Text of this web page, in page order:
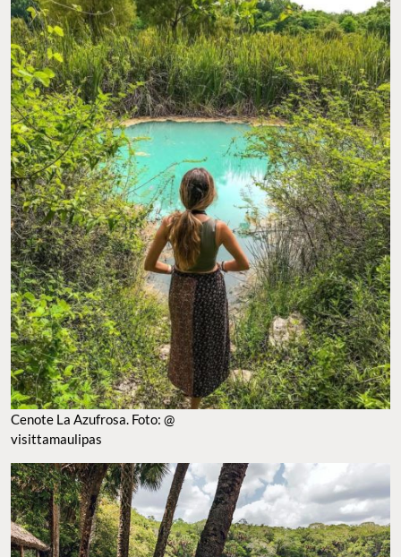
Cenote La Azufrosa. Foto: @
visittamaulipas